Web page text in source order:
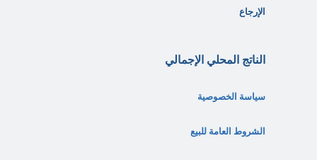
الإرجاع
الناتج المحلي الإجمالي
سياسة الخصوصية
الشروط العامة للبيع